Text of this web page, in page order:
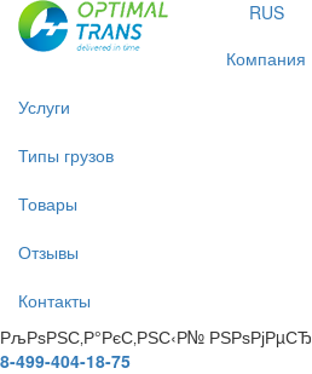
RUS
Компания
Услуги
Типы грузов
Товары
Отзывы
Контакты
РљРѕРЅС‚Р°РєС‚РЅС‹Р№ РЅРѕРјРµСЂ
8-499-404-18-75